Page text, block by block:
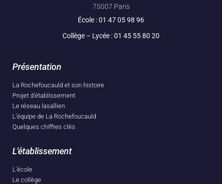
75007 Paris
École :01 47 05 98 96
Collège – Lycée :01 45 55 80 20
Présentation
La Rochefoucauld et son histoire
Projet d'établissement
Le réseau lasallien
L'équipe de La Rochefoucauld
Quelques chiffres clés
L'établissement
L'école
Le collège